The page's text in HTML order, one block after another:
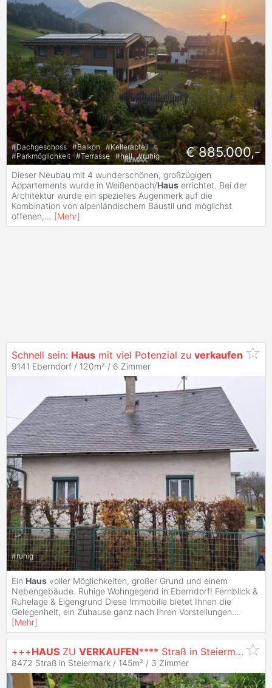
#Dachgeschoss #Balkon #Kellerabteil
#Parkmöglichkeit #Terrasse #hell #ruhig € 885.000,-
Dieser Neubau mit 4 wunderschönen, großzügigen
Appartements wurde in Weißenbach/Haus errichtet. Bei der
Architektur wurde ein spezielles Augenmerk auf die
Kombination von alpenländischem Baustil und möglichst
offenen,... [Mehr]
Schnell sein: Haus mit viel Potenzial zu verkaufen
9141 Eberndorf / 120m² / 6 Zimmer
#ruhig
Ein Haus voller Möglichkeiten, großer Grund und einem
Nebengebäude. Ruhige Wohngegend in Eberndorf! Fernblick &
Ruhelage & Eigengrund Diese Immobilie bietet Ihnen die
Gelegenheit, ein Zuhause ganz nach Ihren Vorstellungen...
[Mehr]
+++HAUS ZU VERKAUFEN**** Straß in Steiermark***
8472 Straß in Steiermark / 145m² / 3 Zimmer